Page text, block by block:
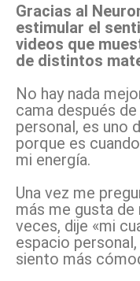
Gracias al
estimular el
videos que
de distintos
No hay nada
cama después
personal, es uno
porque es
mi energía.
Una vez me
más me gusta de
veces, dije «mi
espacio
siento más